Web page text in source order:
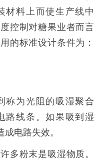
材料上而使生产线中
控制对糖果业者而言
的标准设计条件为：
为光阻的吸湿聚合
路线条。如果吸到湿
电路失效。
粉末是吸湿物质。